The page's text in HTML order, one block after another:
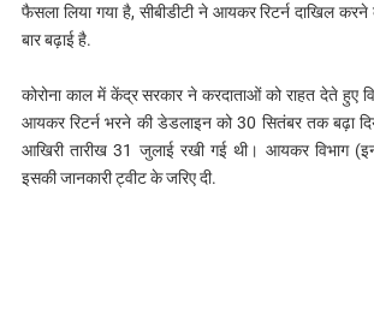
फैसला लिया गया है, सीबीडीटी ने आयकर रिटर्न दाखिल करने
बार बढ़ाई है.
कोरोना काल में केंद्र सरकार ने करदाताओं को राहत देते हुए
आयकर रिटर्न भरने की डेडलाइन को 30 सितंबर तक बढ़ा
आखिरी तारीख 31 जुलाई रखी गई थी। आयकर विभाग
इसकी जानकारी ट्वीट के जरिए दी.